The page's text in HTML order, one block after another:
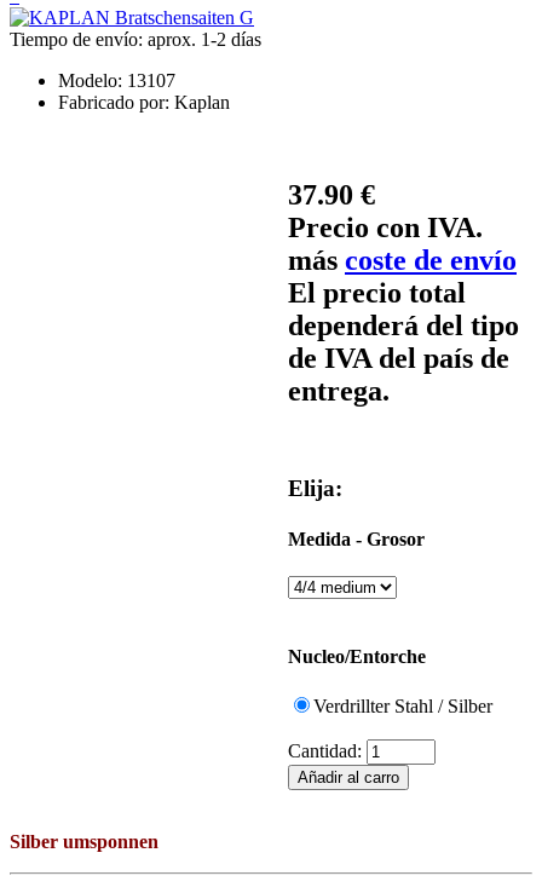
Tiempo de envío: aprox. 1-2 días
Modelo: 13107
Fabricado por: Kaplan
37.90 €
Precio con IVA.
más coste de envío
El precio total
dependerá del tipo
de IVA del país de
entrega.
Elija:
Medida - Grosor
Nucleo/Entorche
Verdrillter Stahl / Silber
Cantidad:
Silber umsponnen